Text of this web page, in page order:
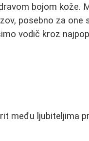
bojom kože.
posebno za one
vodič kroz
među ljubiteljima